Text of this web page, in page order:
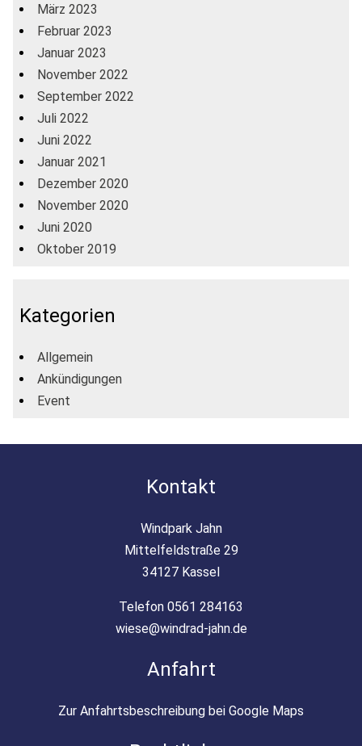
März 2023
Februar 2023
Januar 2023
November 2022
September 2022
Juli 2022
Juni 2022
Januar 2021
Dezember 2020
November 2020
Juni 2020
Oktober 2019
Kategorien
Allgemein
Ankündigungen
Event
Kontakt
Windpark Jahn
Mittelfeldstraße 29
34127 Kassel
Telefon 0561 284163
wiese@windrad-jahn.de
Anfahrt
Zur Anfahrtsbeschreibung bei Google Maps